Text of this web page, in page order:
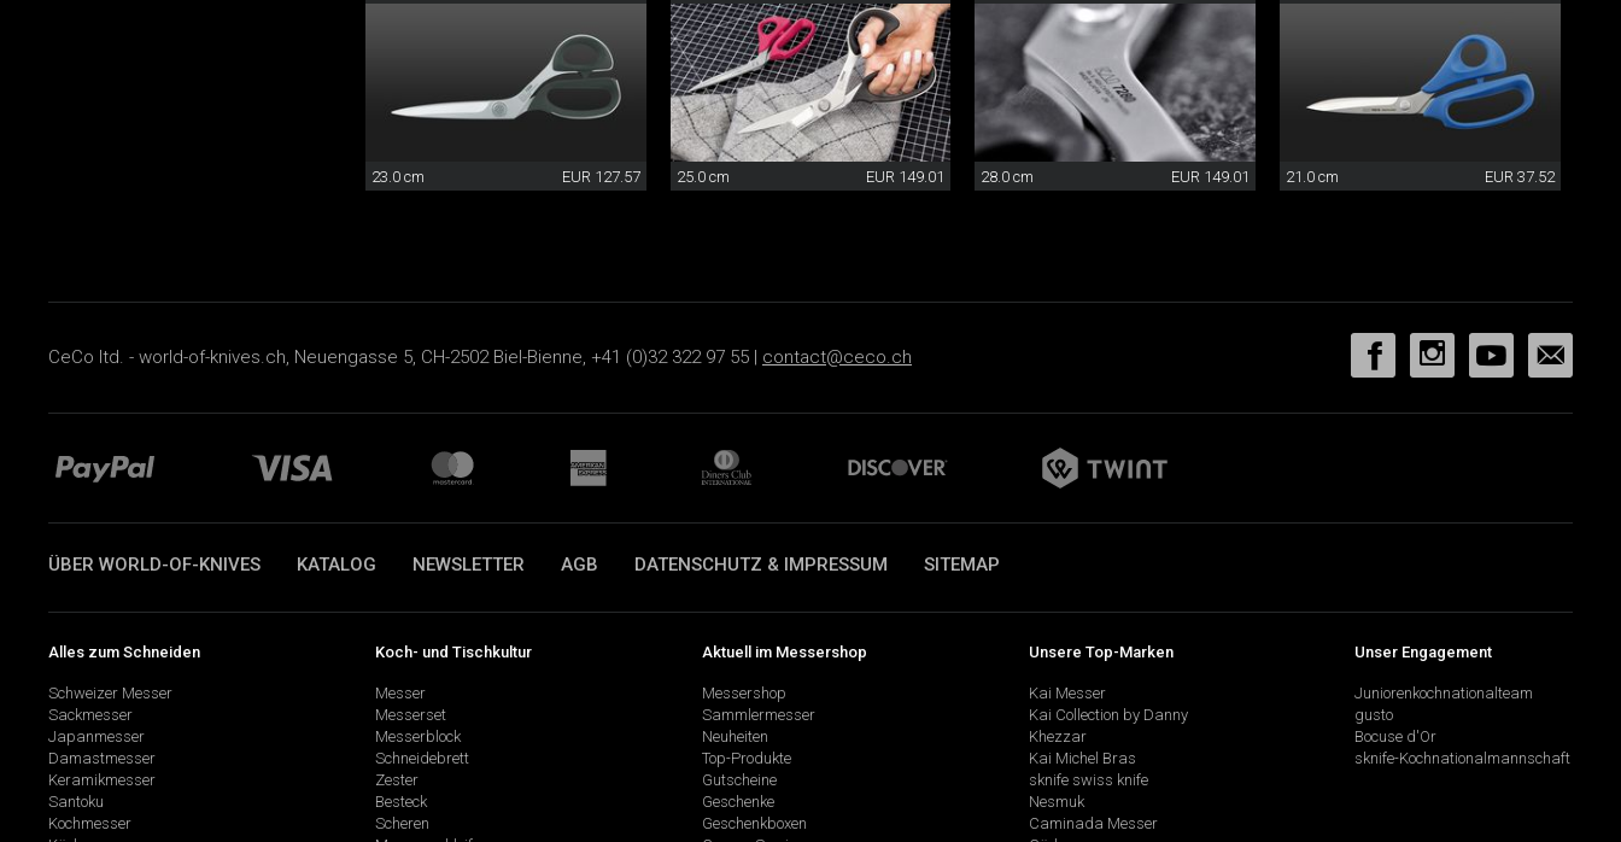
23.0 cm EUR 127.57 25.0 cm EUR 149.01 28.0 cm EUR 149.01 21.0 cm EUR 37.52
CeCo ltd. - world-of-knives.ch, Neuengasse 5, CH-2502 Biel-Bienne, +41 (0)32 322 97 55 | contact@ceco.ch
ÜBER WORLD-OF-KNIVES KATALOG NEWSLETTER AGB DATENSCHUTZ & IMPRESSUM SITEMAP
Alles zum Schneiden
Schweizer Messer
Sackmesser
Japanmesser
Damastmesser
Keramikmesser
Santoku
Kochmesser
Koch- und Tischkultur
Messer
Messerset
Messerblock
Schneidebrett
Zester
Besteck
Scheren
Aktuell im Messershop
Messershop
Sammlermesser
Neuheiten
Top-Produkte
Gutscheine
Geschenke
Geschenkboxen
Unsere Top-Marken
Kai Messer
Kai Collection by Danny
Khezzar
Kai Michel Bras
sknife swiss knife
Nesmuk
Caminada Messer
Unser Engagement
Juniorenkochnationalteam
gusto
Bocuse d'Or
sknife-Kochnationalmannschaft